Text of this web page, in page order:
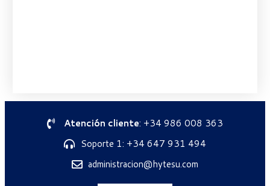
Atención cliente: +34 986 008 363
Soporte 1: +34 647 931 494
administracion@hytesu.com